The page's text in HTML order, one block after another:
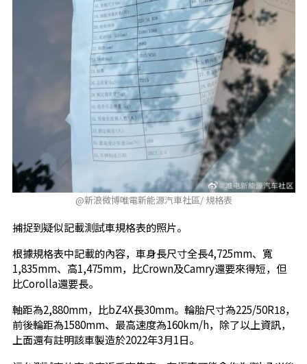
@新浪微博唯電新能源汽車社區/ 規格表
捕捉到疑似記載測試車規格表的照片。
根據規格表中記載的內容，車身長尺寸全長4,725mm、寬
1,835mm、高1,475mm，比Crown及Camry還要來得短，但
比Corolla還要長。
軸距為2,880mm，比bZ4X長30mm。輪胎尺寸為225/50R18，
前後輪距為1580mm、最高速度為160km/h，除了以上資訊，
上面還有註明該車製造於2022年3月1日。